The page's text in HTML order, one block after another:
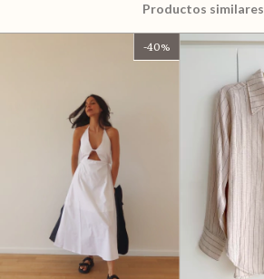
Productos similares
-40%